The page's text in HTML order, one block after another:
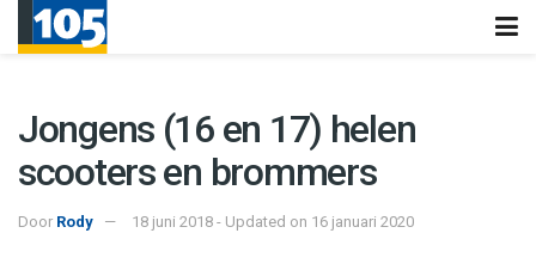
Jongens (16 en 17) helen
scooters en brommers
Door Rody 18 juni 2018 - Updated on 16 januari 2020